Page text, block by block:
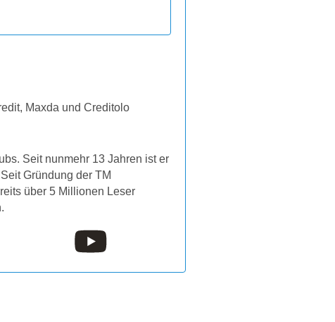
Maxda und Creditolo
Seit nunmehr 13 Jahren ist er
Gründung der TM
über 5 Millionen Leser